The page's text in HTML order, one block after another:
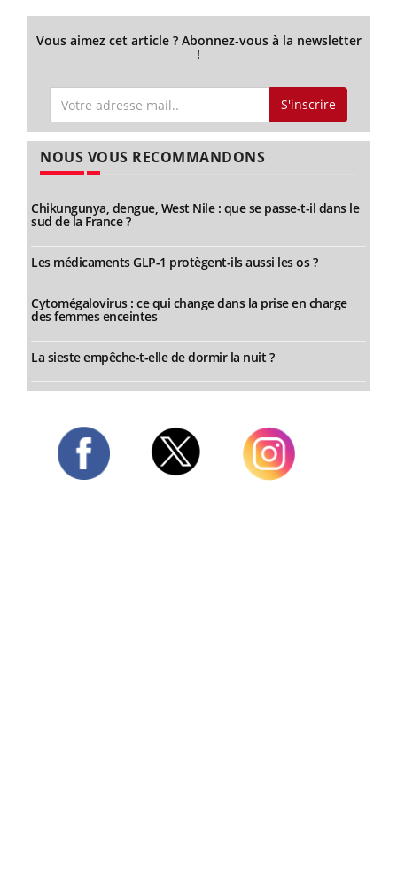
Vous aimez cet article ? Abonnez-vous à la newsletter
!
S'inscrire
NOUS VOUS RECOMMANDONS
Chikungunya, dengue, West Nile : que se passe-t-il dans le
sud de la France ?
Les médicaments GLP-1 protègent-ils aussi les os ?
Cytomégalovirus : ce qui change dans la prise en charge
des femmes enceintes
La sieste empêche-t-elle de dormir la nuit ?